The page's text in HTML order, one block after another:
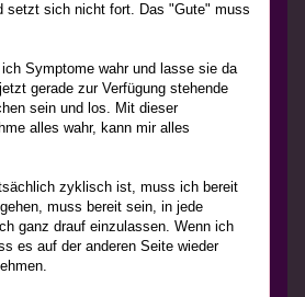
setzt sich nicht fort. Das "Gute" muss
Symptome wahr und lasse sie da
gerade zur Verfügung stehende
sein und los. Mit dieser
alles wahr, kann mir alles
zyklisch ist, muss ich bereit
muss bereit sein, in jede
ganz drauf einzulassen. Wenn ich
es auf der anderen Seite wieder